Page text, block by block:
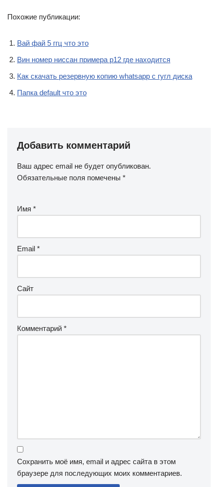
Похожие публикации:
Вай фай 5 ггц что это
Вин номер ниссан примера р12 где находится
Как скачать резервную копию whatsapp с гугл диска
Папка default что это
Добавить комментарий
Ваш адрес email не будет опубликован.
Обязательные поля помечены *
Имя *
Email *
Сайт
Комментарий *
Сохранить моё имя, email и адрес сайта в этом
браузере для последующих моих комментариев.